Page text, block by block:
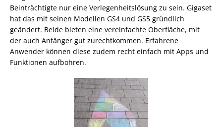
Beinträchtigte nur eine Verlegenheitslösung zu sein. Gigaset
hat das mit seinen Modellen GS4 und GS5 gründlich
geändert. Beide bieten eine vereinfachte Oberfläche, mit
der auch Anfänger gut zurechtkommen. Erfahrene
Anwender können diese zudem recht einfach mit Apps und
Funktionen aufbohren.